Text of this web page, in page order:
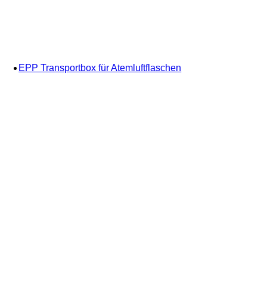
EPP Transportbox für Atemluftflaschen